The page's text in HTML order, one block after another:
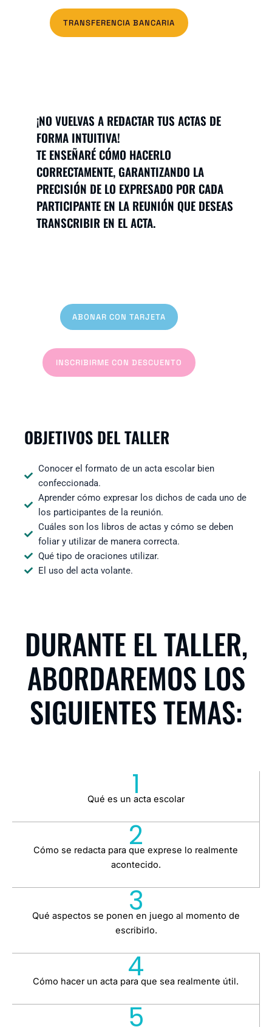
TRANSFERENCIA BANCARIA
¡NO VUELVAS A REDACTAR TUS ACTAS DE
FORMA INTUITIVA!
TE ENSEÑARÉ CÓMO HACERLO
CORRECTAMENTE, GARANTIZANDO LA
PRECISIÓN DE LO EXPRESADO POR CADA
PARTICIPANTE EN LA REUNIÓN QUE DESEAS
TRANSCRIBIR EN EL ACTA.
ABONAR CON TARJETA
INSCRIBIRME CON DESCUENTO
OBJETIVOS DEL TALLER
Conocer el formato de un acta escolar bien
confeccionada.
Aprender cómo expresar los dichos de cada uno de
los participantes de la reunión.
Cuáles son los libros de actas y cómo se deben
foliar y utilizar de manera correcta.
Qué tipo de oraciones utilizar.
El uso del acta volante.
DURANTE EL TALLER,
ABORDAREMOS LOS
SIGUIENTES TEMAS:
1
Qué es un acta escolar
2
Cómo se redacta para que exprese lo realmente
acontecido.
3
Qué aspectos se ponen en juego al momento de
escribirlo.
4
Cómo hacer un acta para que sea realmente útil.
5